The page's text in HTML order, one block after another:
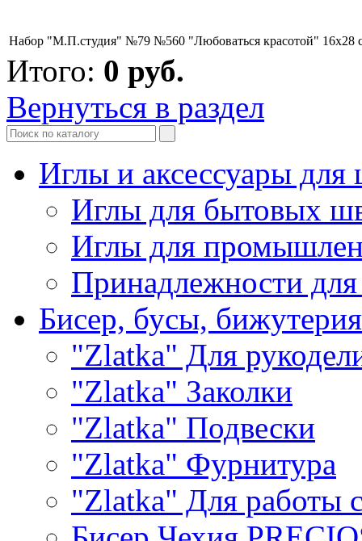
Набор "М.П.студия" №79 №560 "Любоваться красотой" 16х28
Итого: 0 руб.
Вернуться в раздел
Иглы и аксессуары
Иглы для бытовых
Иглы для
Принадлежности
Бисер, бусы, бижутерия
"Zlatka" Для
"Zlatka" Заколки
"Zlatka" Подвески
"Zlatka" Фурнитура
"Zlatka" Для работы